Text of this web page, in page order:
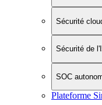
Sécurité
Sécurité de
SOC
Plateforme